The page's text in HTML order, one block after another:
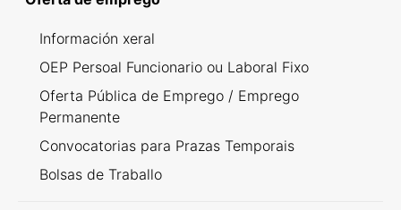
Información xeral
OEP Persoal Funcionario ou Laboral Fixo
Oferta Pública de Emprego / Emprego
Permanente
Convocatorias para Prazas Temporais
Bolsas de Traballo